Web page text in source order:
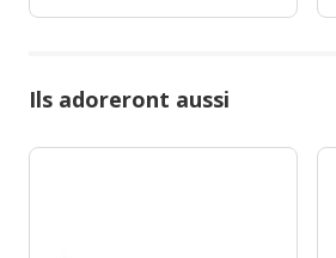
Ils adoreront aussi